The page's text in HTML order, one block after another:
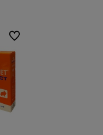
Do ulubionych